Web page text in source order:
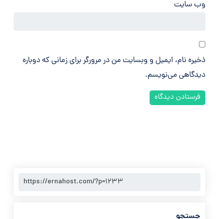
وب‌ سایت
ذخیره نام، ایمیل و وبسایت من در مرورگر برای زمانی که دوباره
دیدگاهی می‌نویسم.
جستجو